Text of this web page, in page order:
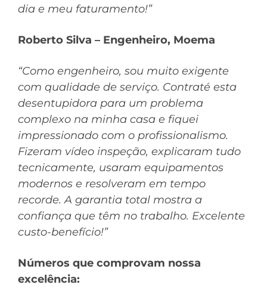
dia e meu faturamento!”
Roberto Silva – Engenheiro, Moema
“Como engenheiro, sou muito exigente
com qualidade de serviço. Contraté esta
desentupidora para um problema
complexo na minha casa e fiquei
impressionado com o profissionalismo.
Fizeram vídeo inspeção, explicaram tudo
tecnicamente, usaram equipamentos
modernos e resolveram em tempo
recorde. A garantia total mostra a
confiança que têm no trabalho. Excelente
custo-benefício!”
Números que comprovam nossa
excelência: